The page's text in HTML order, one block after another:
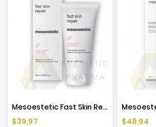
Mesoestetic Fast Skin Repair - 50ml
Cena
$39,97
Cena
$48,94